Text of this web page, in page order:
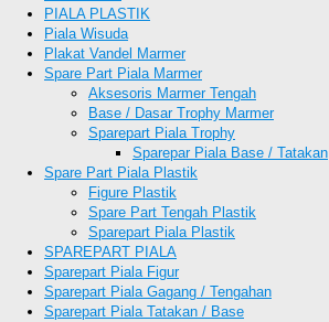
PIALA PLASTIK
Piala Wisuda
Plakat Vandel Marmer
Spare Part Piala Marmer
Aksesoris Marmer Tengah
Base / Dasar Trophy Marmer
Sparepart Piala Trophy
Sparepar Piala Base / Tatakan
Spare Part Piala Plastik
Figure Plastik
Spare Part Tengah Plastik
Sparepart Piala Plastik
SPAREPART PIALA
Sparepart Piala Figur
Sparepart Piala Gagang / Tengahan
Sparepart Piala Tatakan / Base